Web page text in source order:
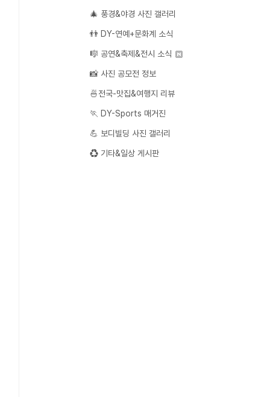
🎄 풍경&야경 사진 갤러리
👬 DY-연예+문화계 소식
🎼 공연&축제&전시 소식
📸 사진 공모전 정보
🍜전국-맛집&여행지 리뷰
🏃 DY-Sports 매거진
💪 보디빌딩 사진 갤러리
♻️ 기타&일상 게시판